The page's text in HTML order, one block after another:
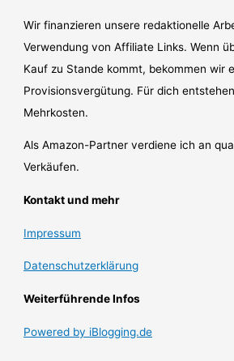
Wir finanzieren unsere redaktionelle
Verwendung von Affiliate Links. Wenn
Kauf zu Stande kommt, bekommen wir
Provisionsvergütung. Für dich
Mehrkosten.
Als Amazon-Partner verdiene ich an
Verkäufen.
Kontakt und mehr
Impressum
Datenschutzerklärung
Weiterführende Infos
Powered by iBlogging.de